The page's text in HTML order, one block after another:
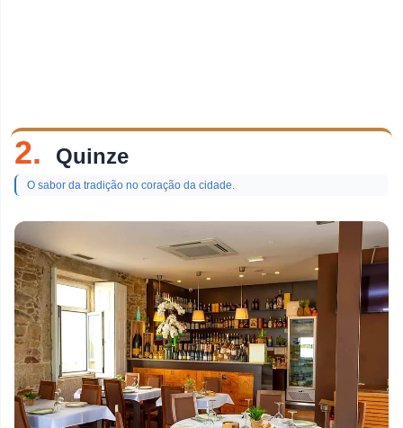
2. Quinze
O sabor da tradição no coração da cidade.